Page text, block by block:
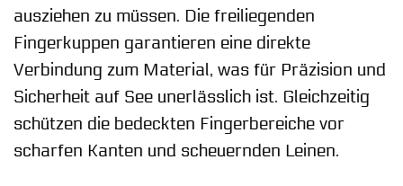
ausziehen zu müssen. Die freiliegenden
Fingerkuppen garantieren eine direkte
Verbindung zum Material, was für Präzision und
Sicherheit auf See unerlässlich ist. Gleichzeitig
schützen die bedeckten Fingerbereiche vor
scharfen Kanten und scheuernden Leinen.